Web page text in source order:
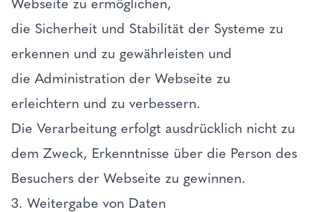
Webseite zu ermöglichen,
die Sicherheit und Stabilität der Systeme zu
erkennen und zu gewährleisten und
die Administration der Webseite zu
erleichtern und zu verbessern.
Die Verarbeitung erfolgt ausdrücklich nicht zu
dem Zweck, Erkenntnisse über die Person des
Besuchers der Webseite zu gewinnen.
3. Weitergabe von Daten